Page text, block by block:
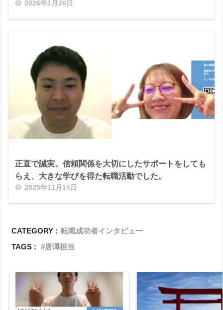
2026年1月26日
正直で誠実。信頼関係を大切にしたサポートをしても
らえ、大きな学びを得た転職活動でした。
2025年11月14日
CATEGORY : 転職成功者インタビュー
TAGS :
唐澤担当